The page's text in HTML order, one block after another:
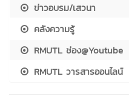
ข่าวอบรม/เสวนา
คลังความรู้
RMUTL ช่อง@Youtube
RMUTL วารสารออนไลน์